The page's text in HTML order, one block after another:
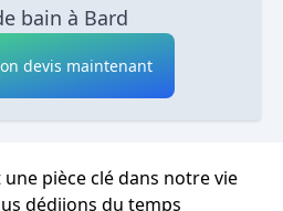
bain à Bard
devis maintenant
une pièce clé dans notre vie
dédiions du temps